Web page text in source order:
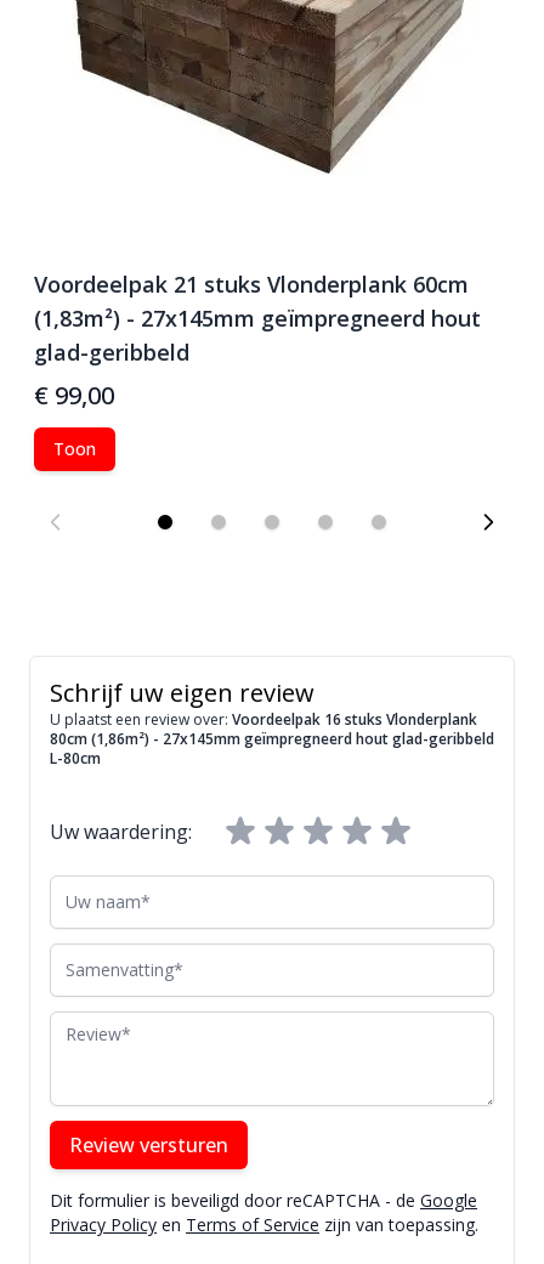
Voordeelpak 21 stuks Vlonderplank 60cm
(1,83m²) - 27x145mm geïmpregneerd hout
glad-geribbeld
€ 99,00
Toon
Schrijf uw eigen review
U plaatst een review over: Voordeelpak 16 stuks Vlonderplank
80cm (1,86m²) - 27x145mm geïmpregneerd hout glad-geribbeld
L-80cm
Uw waardering:
Uw naam
Samenvatting
Review
Review versturen
Dit formulier is beveiligd door reCAPTCHA - de Google
Privacy Policy en Terms of Service zijn van toepassing.